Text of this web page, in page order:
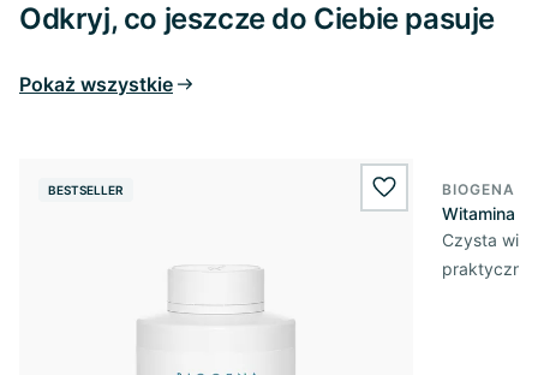
Odkryj, co jeszcze do Ciebie pasuje
Pokaż wszystkie
BESTSELLER wishlist.add
BIOGENA
Witamina
Czysta